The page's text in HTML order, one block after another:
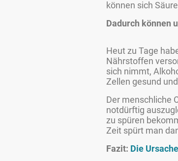
können sich
Dadurch können
Heut zu Tage
Nährstoffen
sich nimmt,
Zellen gesund
Der menschliche
notdürftig
zu spüren
Zeit spürt man
Fazit: Die